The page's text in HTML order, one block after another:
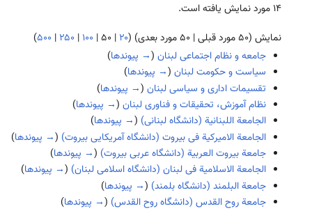
۱۴ مورد نمایش یافته است.
نمایش (۵۰ مورد قبلی | ۵۰ مورد بعدی ) (۲۰ | ۵۰| ۱۰۰ | ۲۵۰ | ۵۰۰)
جامعه و نظام اجتماعی لبنان (→ پیوندها)
سیاست و حکومت لبنان (→ پیوندها)
تقسیمات اداری و سیاسی لبنان (→ پیوندها)
نظام آموزش، تحقیقات و فناوری لبنان (→ پیوندها)
الجامعة اللبنانية (دانشگاه لبنانی) (→ پیوندها)
الجامعة الاميركية فی بيروت (دانشگاه آمريكايی بيروت) (→ پیوندها)
جامعة بيروت العربية (دانشگاه عربی بيروت) (→ پیوندها)
الجامعة الاسلامية فی لبنان (دانشگاه اسلامی لبنان) (→ پیوندها)
جامعة البلمند (دانشگاه بلمند) (→ پیوندها)
جامعة روح القدس (دانشگاه روح القدس) (→ پیوندها)